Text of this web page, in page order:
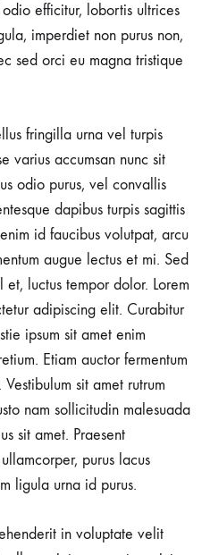
efficitur, lobortis ultrices
imperdiet non purus non,
sed orci eu magna tristique
fringilla urna vel turpis
varius accumsan nunc sit
odio purus, vel convallis
dapibus turpis sagittis
id faucibus volutpat, arcu
augue lectus et mi. Sed
luctus tempor dolor. Lorem
adipiscing elit. Curabitur
ipsum sit amet enim
Etiam auctor fermentum
sit amet rutrum
nam sollicitudin malesuada
sit amet. Praesent
purus lacus
ligula urna id purus.
in voluptate velit